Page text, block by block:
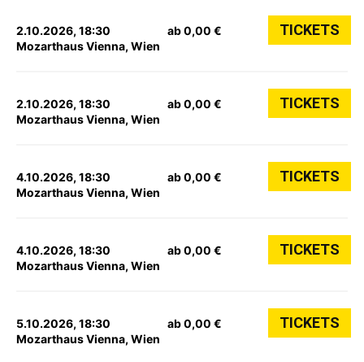
2.10.2026, 18:30
Mozarthaus Vienna, Wien
ab 0,00 € TICKETS
2.10.2026, 18:30
Mozarthaus Vienna, Wien
ab 0,00 € TICKETS
4.10.2026, 18:30
Mozarthaus Vienna, Wien
ab 0,00 € TICKETS
4.10.2026, 18:30
Mozarthaus Vienna, Wien
ab 0,00 € TICKETS
5.10.2026, 18:30
Mozarthaus Vienna, Wien
ab 0,00 € TICKETS